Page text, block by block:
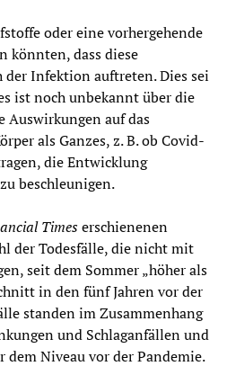
oder eine vorhergehende
könnten, dass diese
Infektion auftreten. Dies sei
ist noch unbekannt über die
Auswirkungen auf das
als Ganzes, z. B. ob Covid-
die Entwicklung
beschleunigen.
Timeserschienenen
der Todesfälle, die nicht mit
seit dem Sommer „höher als
in den fünf Jahren vor der
standen im Zusammenhang
und Schlaganfällen und
dem Niveau vor der Pandemie.